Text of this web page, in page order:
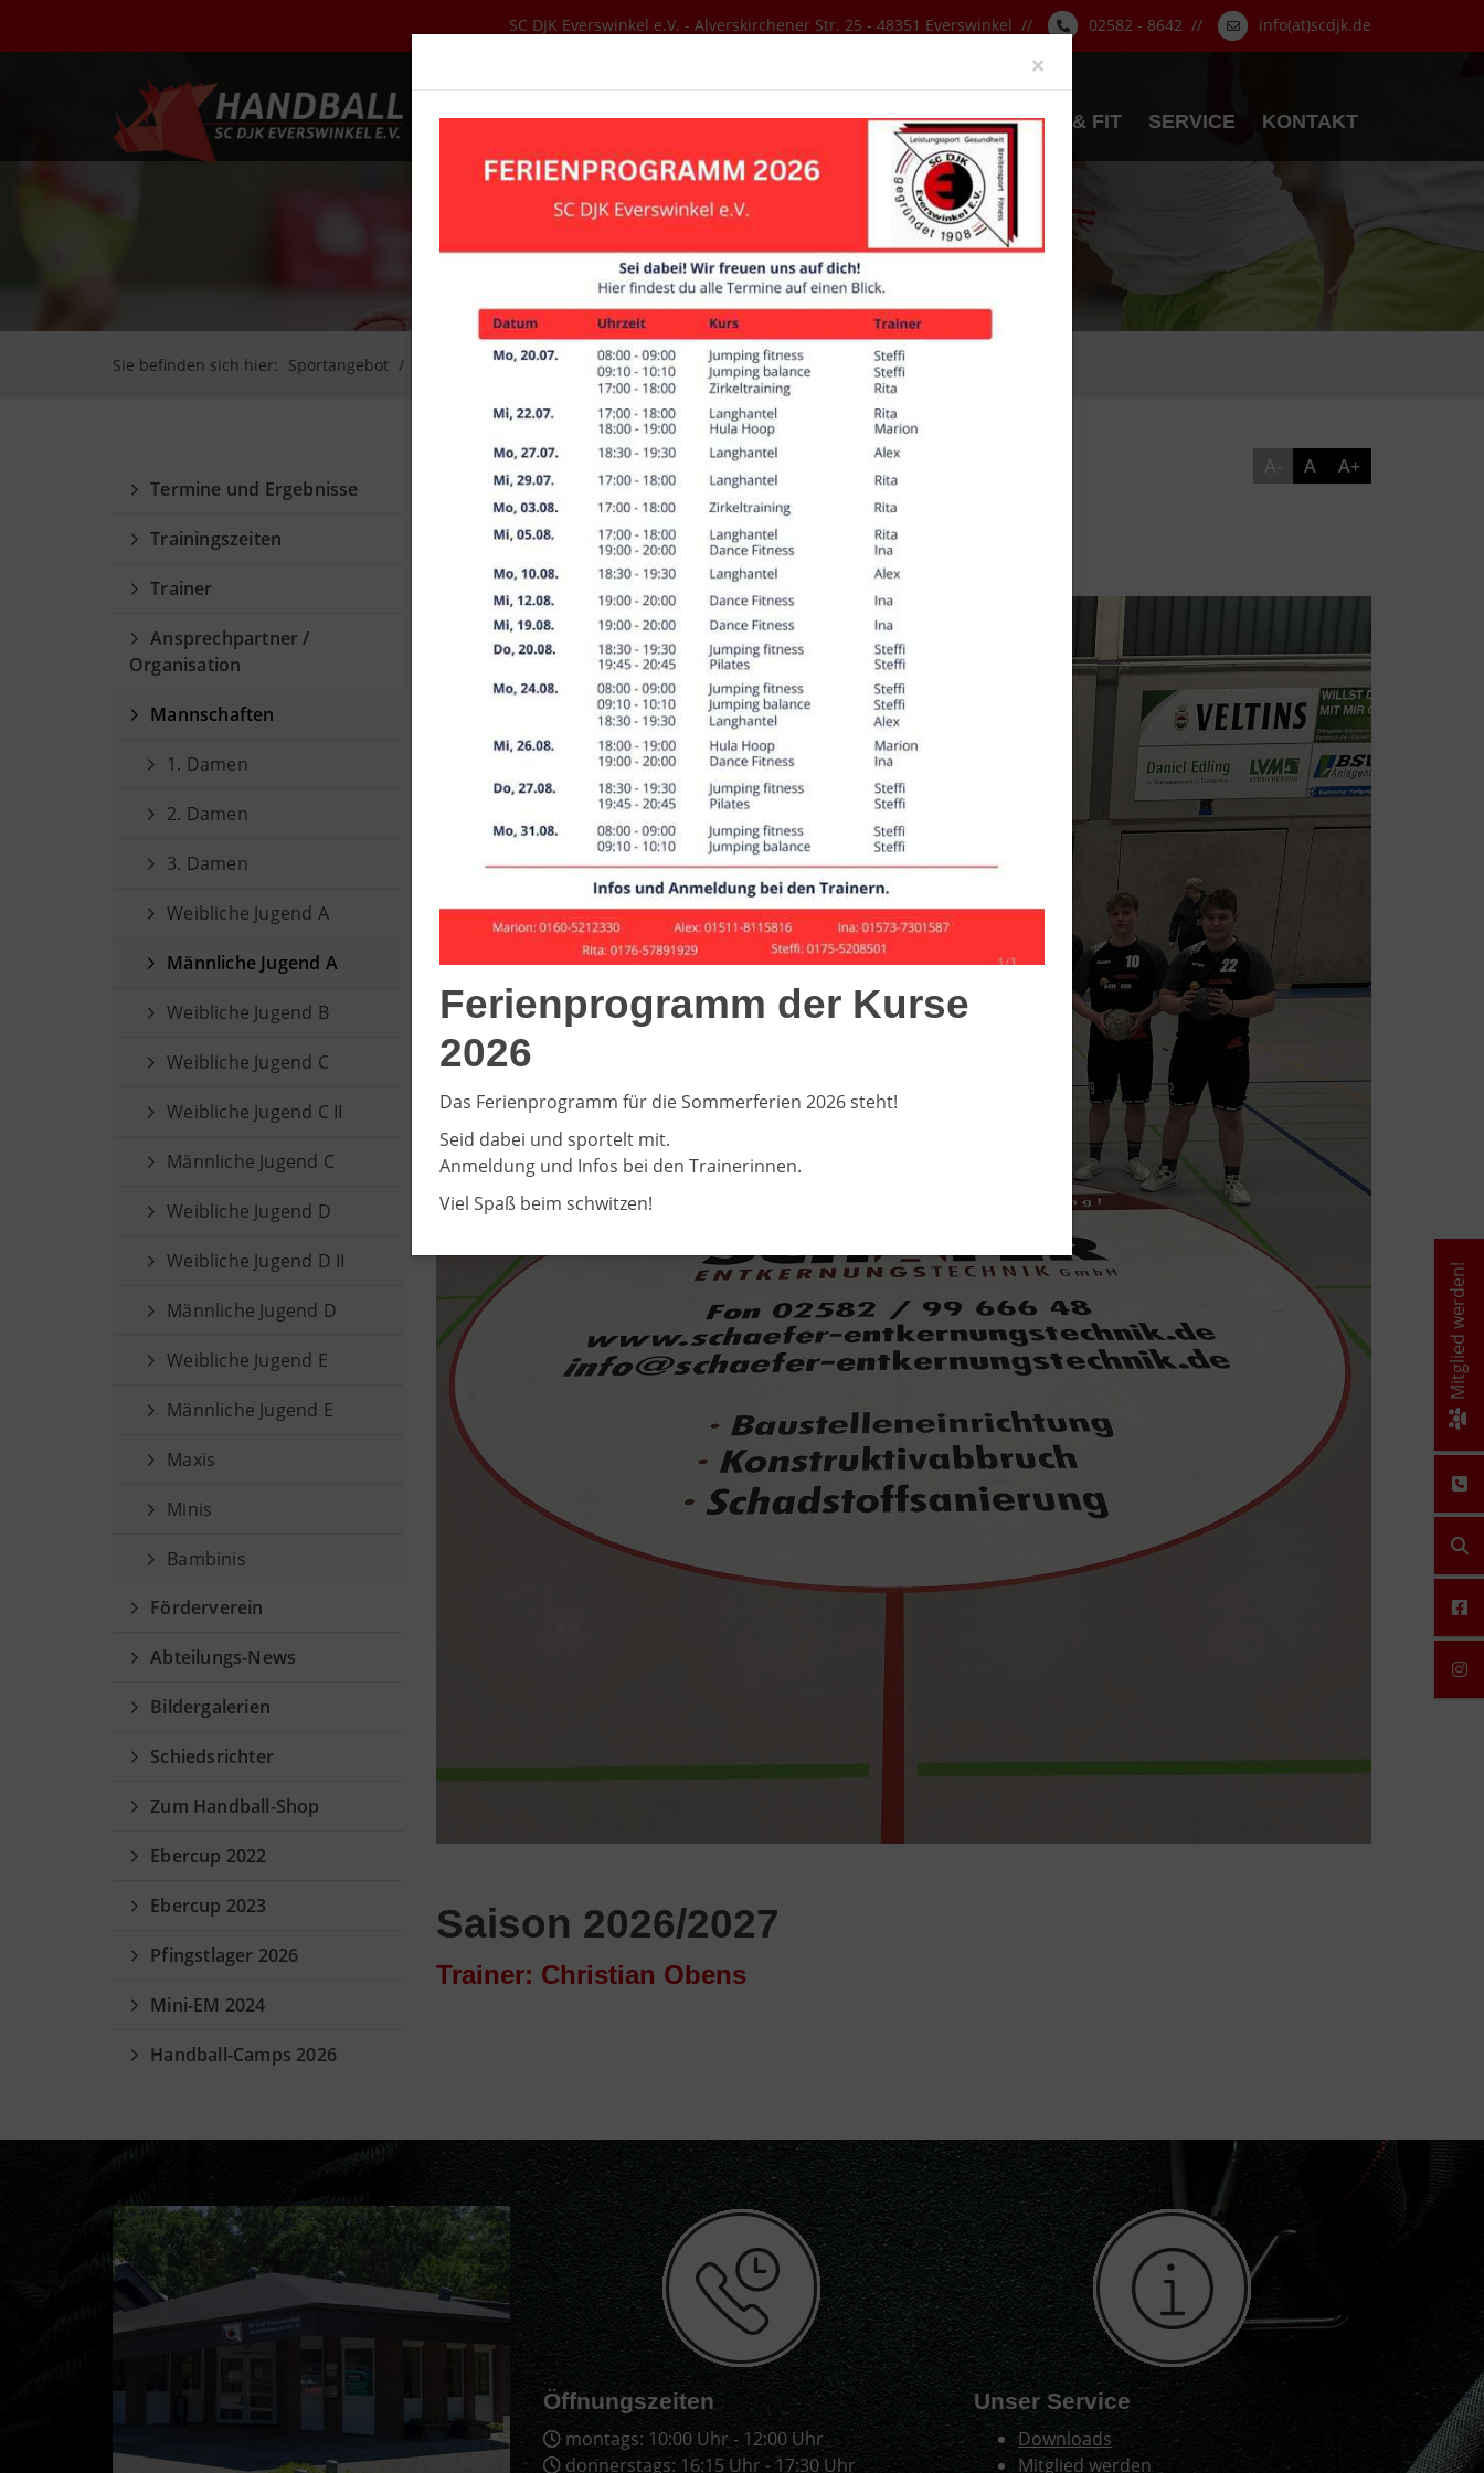
SC DJK Everswinkel e.V. - Alverskirchener Str. 25 - 48351 Everswinkel // 02582 - 8642 // info(at)scdjk.de
UNSER VEREIN AKTUELLES SPORTANGEBOT GESUND & FIT SERVICE KONTAKT
Sie befinden sich hier: Sportangebot Mannschaften Männliche Jugend A
A A+
Männliche Jugend A
Alter: 16-18 Jahre
Saison 2026/2027
Trainer: Christian Obens
Termine und Ergebnisse
Trainingszeiten
Trainer
Ansprechpartner /
Organisation
Mannschaften
1. Damen
2. Damen
3. Damen
Weibliche Jugend A
Männliche Jugend A
Weibliche Jugend B
Weibliche Jugend C
Weibliche Jugend C II
Männliche Jugend C
Weibliche Jugend D
Weibliche Jugend D II
Männliche Jugend D
Weibliche Jugend E
Männliche Jugend E
Maxis
Minis
Bambinis
Förderverein
Abteilungs-News
Bildergalerien
Schiedsrichter
Zum Handball-Shop
Ebercup 2022
Ebercup 2023
Pfingstlager 2026
Mini-EM 2024
Handball-Camps 2026
Öffnungszeiten
montags: 10:00 Uhr - 12:00 Uhr
donnerstags: 16:15 Uhr - 17:30 Uhr
Unser Service
Downloads
Mitglied werden
Mitglied werden!
×
Ferienprogramm der Kurse
2026
Das Ferienprogramm für die Sommerferien 2026 steht!
Seid dabei und sportelt mit.
Anmeldung und Infos bei den Trainerinnen.
Viel Spaß beim schwitzen!